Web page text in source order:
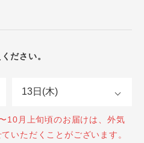
ださい。
10月上旬頃のお届けは、外気
いただくことがございます。